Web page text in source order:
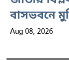
বাসভবনে
Aug 08, 2026